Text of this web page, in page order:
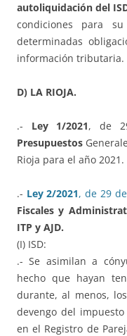
autoliquidación del
condiciones para
determinadas
información tributaria.
D) LA RIOJA.
.- Ley 1/2021, de
Presupuestos
Rioja para el año 2021.
.- Ley 2/2021, de 29
Fiscales y
ITP y AJD.
(I) ISD:
.- Se asimilan a
hecho que hayan
durante, al menos,
devengo del
en el Registro de